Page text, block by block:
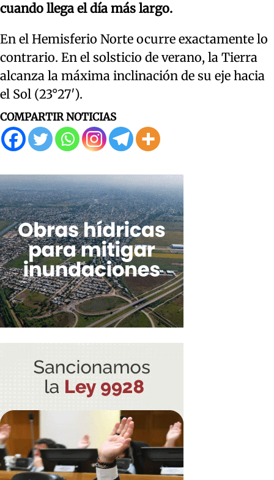
cuando llega el día más largo.
En el Hemisferio Norte ocurre exactamente lo
contrario. En el solsticio de verano, la Tierra
alcanza la máxima inclinación de su eje hacia
el Sol (23°27′).
COMPARTIR NOTICIAS